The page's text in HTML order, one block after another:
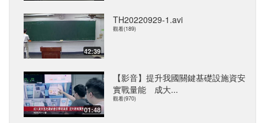
42:39
TH20220929-1.avi
觀看(189)
01:48
【影音】提升我國關鍵基礎設施資安
實戰量能 成大...
觀看(970)